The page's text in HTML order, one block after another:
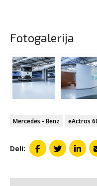
Fotogalerija
Mercedes - Benz eActros
Deli: